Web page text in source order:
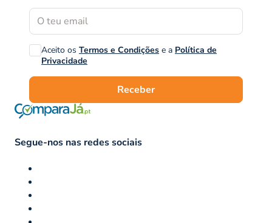
Aceito os Termos e Condições e a Política de
Privacidade
Receber
Segue-nos nas redes sociais